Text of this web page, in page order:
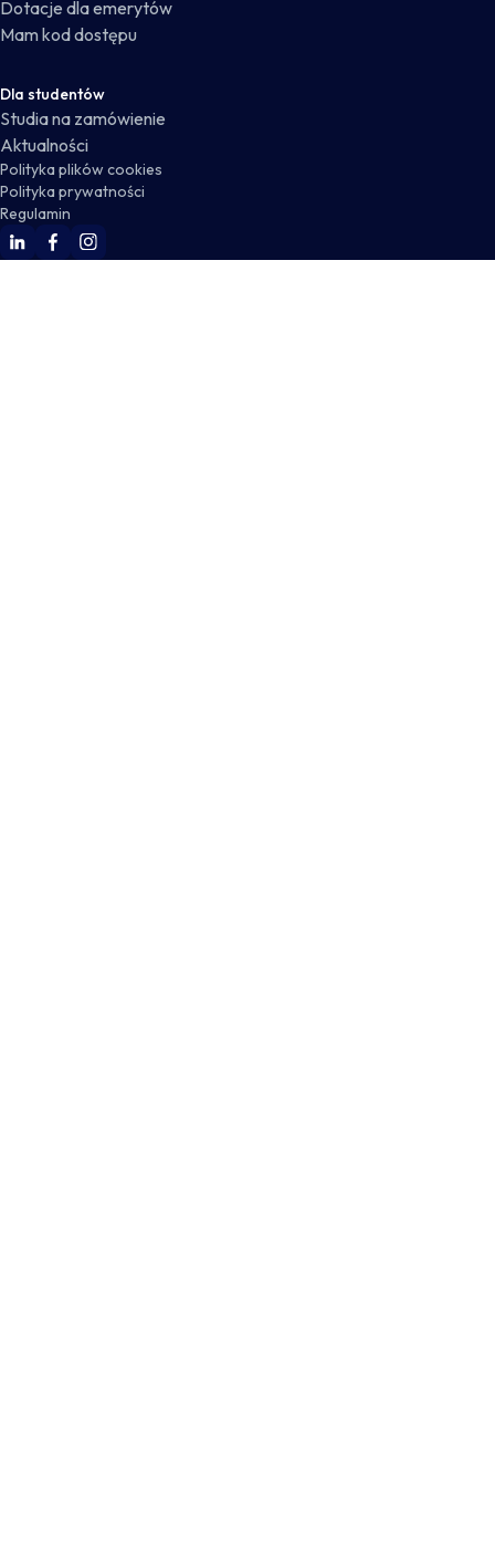
Dotacje dla emerytów
Mam kod dostępu
Dla studentów
Studia na zamówienie
Aktualności
Polityka plików cookies
Polityka prywatności
Regulamin
WSKZ Linkedin
WSKZ Facebook
WSKZ Instagram